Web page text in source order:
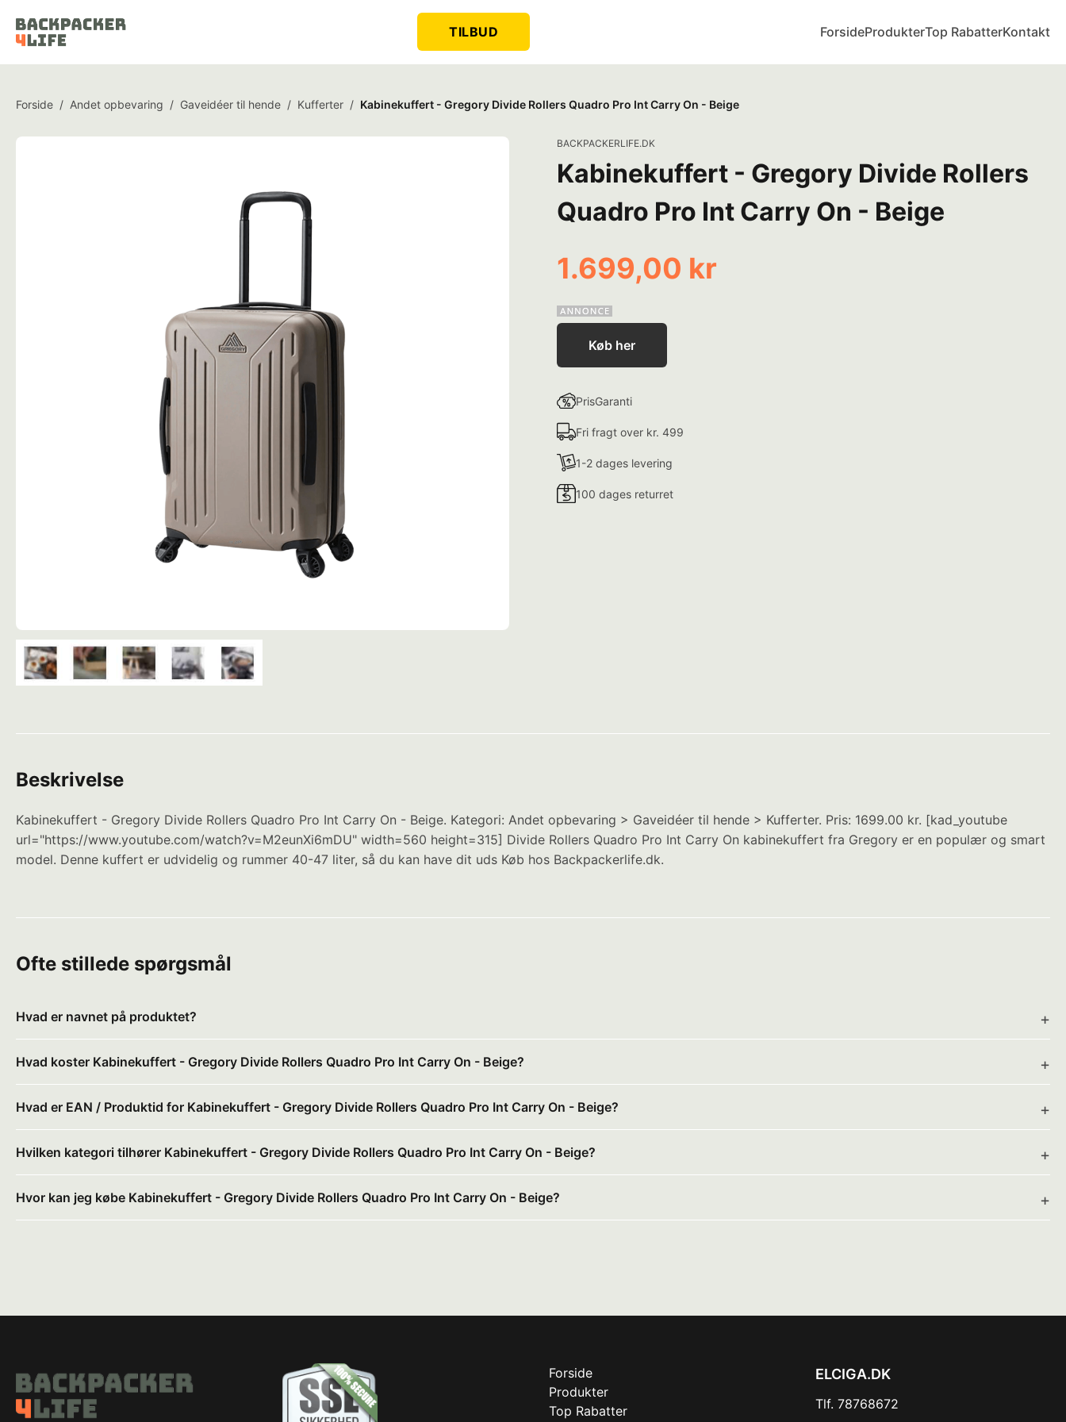
TILBUD ForsideProdukterTop RabatterKontakt
Forside / Andet opbevaring / Gaveidéer til hende / Kufferter / Kabinekuffert - Gregory Divide Rollers Quadro Pro Int Carry On - Beige
BACKPACKERLIFE.DK
Kabinekuffert - Gregory Divide Rollers
Quadro Pro Int Carry On - Beige
1.699,00 kr
Køb her
PrisGaranti
Fri fragt over kr. 499
1-2 dages levering
100 dages returret
Beskrivelse
Kabinekuffert - Gregory Divide Rollers Quadro Pro Int Carry On - Beige. Kategori: Andet opbevaring > Gaveidéer til hende > Kufferter. Pris: 1699.00 kr. [kad_youtube
url="https://www.youtube.com/watch?v=M2eunXi6mDU" width=560 height=315] Divide Rollers Quadro Pro Int Carry On kabinekuffert fra Gregory er en populær og smart
model. Denne kuffert er udvidelig og rummer 40-47 liter, så du kan have dit uds Køb hos Backpackerlife.dk.
Ofte stillede spørgsmål
Hvad er navnet på produktet?
Hvad koster Kabinekuffert - Gregory Divide Rollers Quadro Pro Int Carry On - Beige?
Hvad er EAN / Produktid for Kabinekuffert - Gregory Divide Rollers Quadro Pro Int Carry On - Beige?
Hvilken kategori tilhører Kabinekuffert - Gregory Divide Rollers Quadro Pro Int Carry On - Beige?
Hvor kan jeg købe Kabinekuffert - Gregory Divide Rollers Quadro Pro Int Carry On - Beige?
Forside
Produkter
Top Rabatter
ELCIGA.DK
Tlf. 78768672